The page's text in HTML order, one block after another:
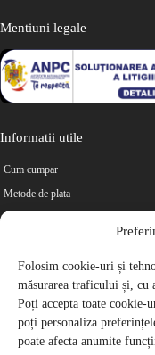
Folosim cookie-uri și
măsurarea traficului și, cu
Poți accepta toate cookie-
poți personaliza
poate afecta anumite
Mentiuni legale
Informatii utile
Cum cumpar
Metode de plata
Retur
Cariere
Politica de Confidentialitate
Politica de cookie-uri